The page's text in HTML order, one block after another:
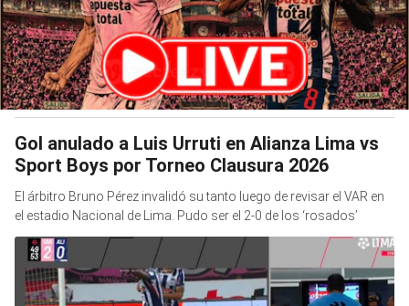
Gol anulado a Luis Urruti en Alianza Lima vs
Sport Boys por Torneo Clausura 2026
El árbitro Bruno Pérez invalidó su tanto luego de revisar el VAR en
el estadio Nacional de Lima. Pudo ser el 2-0 de los ‘rosados’